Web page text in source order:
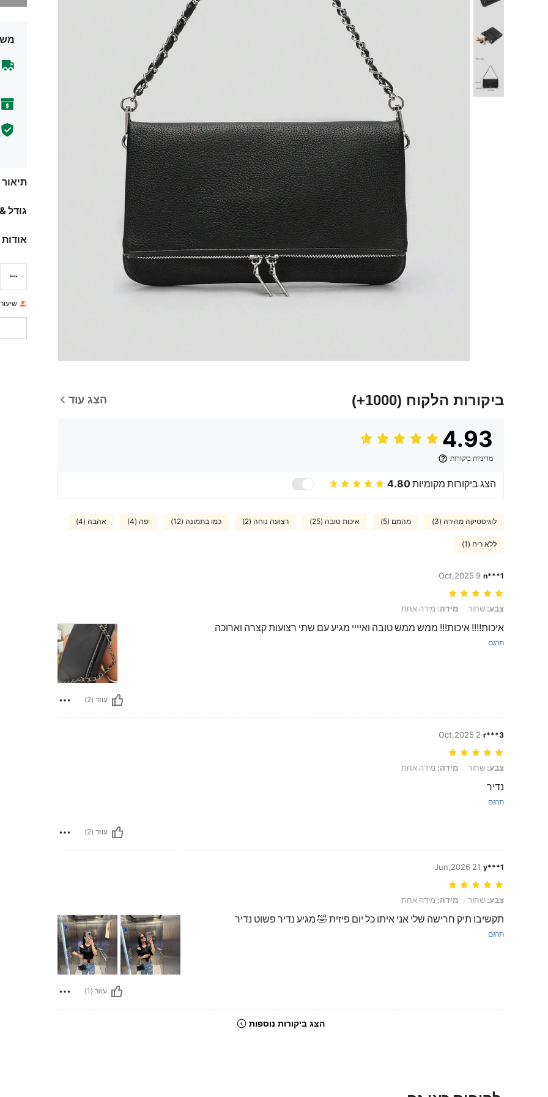
ביקורות הלקוח (1000+) הצג עוד
4.93
מדיניות ביקורות
הצג ביקורות מקומיות4.80
לוגיסטיקה מהירה (3) מהמם (5) איכות טובה (25) רצועה נוחה (2) כמו בתמונה (12) יפה (4) אהבה (4)
ללא ריח (1)
n***1
9 Oct,2025
צבע: שחור, מידה: מידה אחת
צבע: שחור מידה: מידה אחת
איכות!!!! איכות!!! ממש ממש טובה ואיייי מגיע עם שתי רצועות קצרה וארוכה
תרגם
עוזר (2)
r***3
2 Oct,2025
צבע: שחור, מידה: מידה אחת
צבע: שחור מידה: מידה אחת
נדיר
תרגם
עוזר (2)
y***1
21 Jun,2026
צבע: שחור, מידה: מידה אחת
צבע: שחור מידה: מידה אחת
תקשיבו תיק חרישה שלי אני איתו כל יום פיזית 🤣 מגיע נדיר פשוט נדיר
תרגם
עוזר (1)
הצג ביקורות נוספות
תיאור
גודל